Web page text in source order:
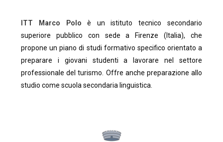
ITT Marco Polo è un istituto tecnico secondario
superiore pubblico con sede a Firenze (Italia), che
propone un piano di studi formativo specifico orientato a
preparare i giovani studenti a lavorare nel settore
professionale del turismo. Offre anche preparazione allo
studio come scuola secondaria linguistica.